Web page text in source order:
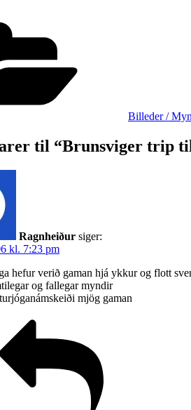
Billeder /
til “Brunsviger trip
Ragnheiður siger:
kl. 7:23 pm
hefur verið gaman hjá ykkur og flott
og fallegar myndir
mjög gaman